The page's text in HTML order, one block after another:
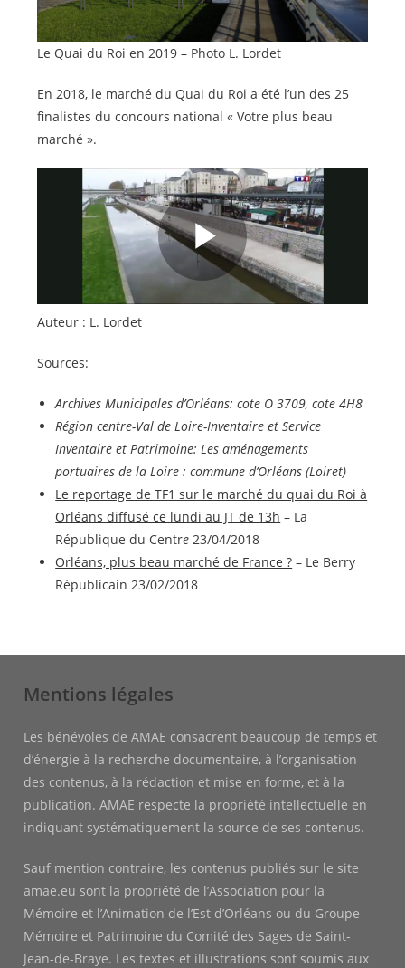
Le Quai du Roi en 2019 – Photo L. Lordet
En 2018, le marché du Quai du Roi a été l’un des 25
finalistes du concours national « Votre plus beau
marché ».
Auteur : L. Lordet
Sources:
Archives Municipales d’Orléans: cote O 3709, cote 4H8
Région centre-Val de Loire-Inventaire et Service
Inventaire et Patrimoine: Les aménagements
portuaires de la Loire : commune d’Orléans (Loiret)
Le reportage de TF1 sur le marché du quai du Roi à
Orléans diffusé ce lundi au JT de 13h – La
République du Centre 23/04/2018
Orléans, plus beau marché de France ? – Le Berry
Républicain 23/02/2018
Mentions légales
Les bénévoles de AMAE consacrent beaucoup de temps et
d’énergie à la recherche documentaire, à l’organisation
des contenus, à la rédaction et mise en forme, et à la
publication. AMAE respecte la propriété intellectuelle en
indiquant systématiquement la source de ses contenus.
Sauf mention contraire, les contenus publiés sur le site
amae.eu sont la propriété de l’Association pour la
Mémoire et l’Animation de l’Est d’Orléans ou du Groupe
Mémoire et Patrimoine du Comité des Sages de Saint-
Jean-de-Braye. Les textes et illustrations sont soumis aux